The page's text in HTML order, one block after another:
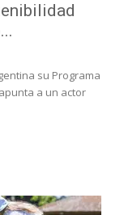
su Programa
a un actor